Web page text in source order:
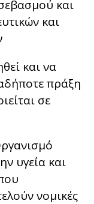
και
και
και να
πράξη
σε
υγεία και
νομικές